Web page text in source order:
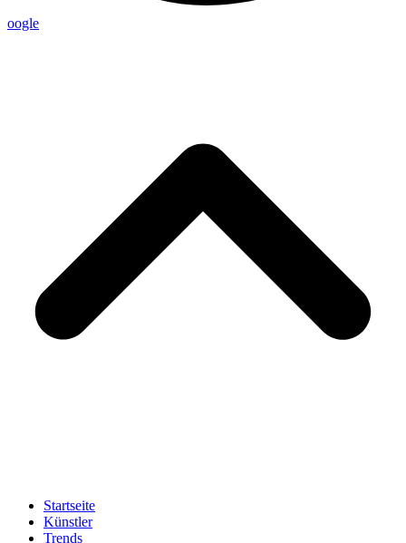
oogle
Startseite
Künstler
Trends